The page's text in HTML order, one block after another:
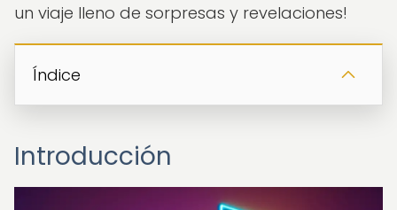
un viaje lleno de sorpresas y revelaciones!
Índice
Introducción